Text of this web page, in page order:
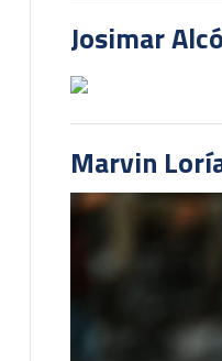
Josimar
Marvin